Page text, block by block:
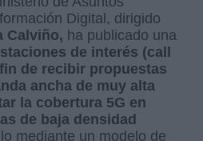
Digital, dirigido
Calviño, ha publicado una
de interés (call
de recibir propuestas
ancha de muy alta
la cobertura 5G en
de baja densidad
mediante un modelo de